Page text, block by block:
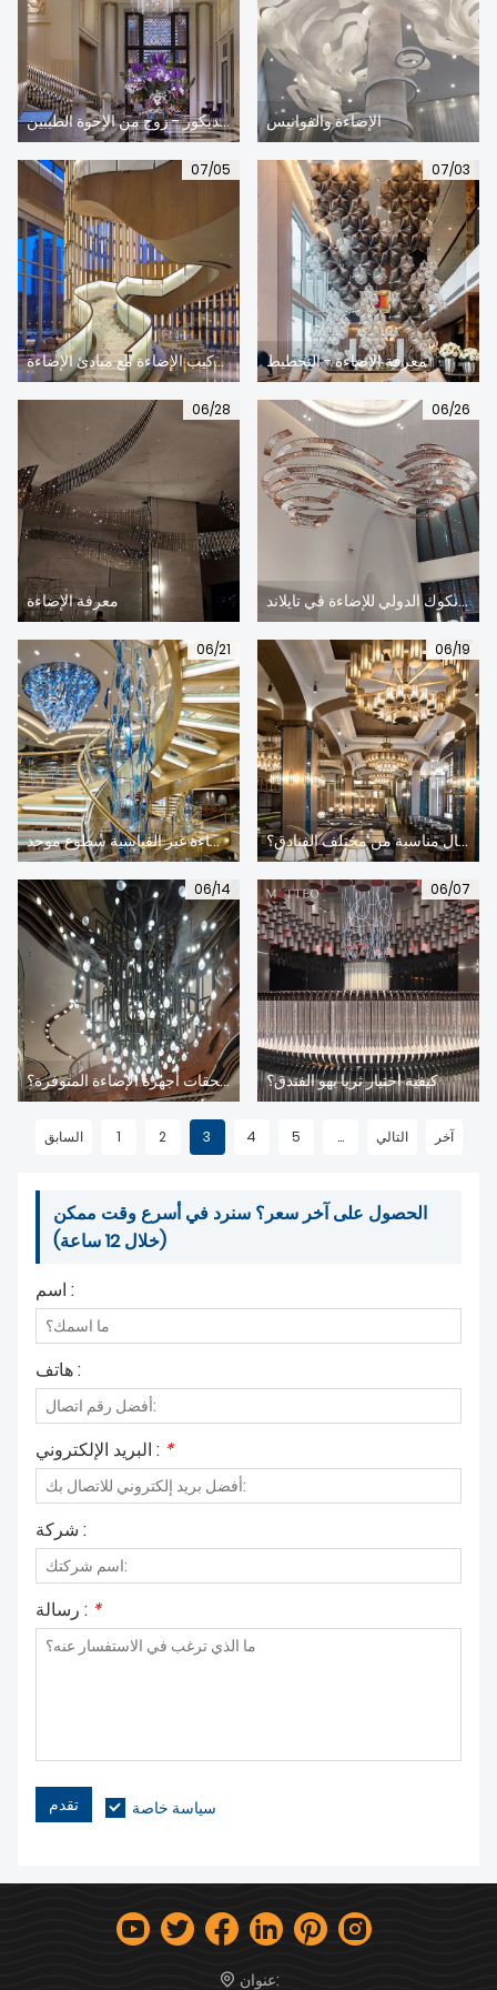
الإضاءة والديكور - زوج من الإخوة الطيبين الإضاءة والفوانيس
07/05
يجب أن يتوافق تركيب الإضاءة مع مبادئ الإضاءة
07/03
معرفة الإضاءة - التخطيط
06/28
معرفة الإضاءة
06/26
معرض بانكوك الدولي للإضاءة في تايلاند
06/21
هل تعرف؟ يجب أن يكون لتصميم الإضاءة المخصص لتركيبات الإضاءة غير القياسية سطوع موحد
06/19
كيف تجد أضواء كريستال مناسبة من مختلف الفنادق؟
06/14
ما هي ملحقات أجهزة الإضاءة المتوفرة؟
06/07
كيفية اختيار ثريا بهو الفندق؟
السابق 1 2 3 4 5 ... التالي آخر
الحصول على آخر سعر؟ سنرد في أسرع وقت ممكن
(خلال 12 ساعة)
اسم :
هاتف :
البريد الإلكتروني : *
شركة :
رسالة : *
تقدم سياسة خاصة
عنوان: